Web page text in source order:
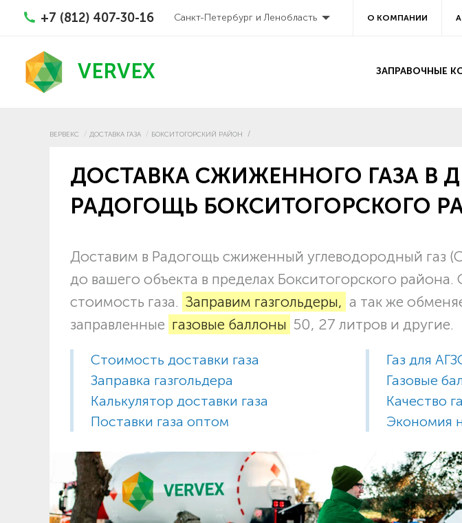
+7 (812) 407-30-16 Санкт-Петербург и Ленобласть О КОМПАНИИ
VERVEX ЗАПРАВОЧНЫЕ
ВЕРВЕКС ДОСТАВКА ГАЗА БОКСИТОГОРСКИЙ РАЙОН
ДОСТАВКА СЖИЖЕННОГО ГАЗА В
РАДОГОЩЬ БОКСИТОГОРСКОГО
Доставим в Радогощь сжиженный углеводородный газ
до вашего объекта в пределах Бокситогорского района.
стоимость газа. Заправим газгольдеры, а так же
заправленные газовые баллоны 50, 27 литров и другие.
Стоимость доставки газа
Заправка газгольдера
Калькулятор доставки газа
Поставки газа оптом
Газ для
Газовые
Качество
Экономия